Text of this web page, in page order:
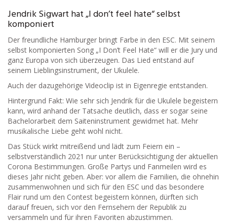
Jendrik Sigwart hat „I don’t feel hate“ selbst
komponiert
Der freundliche Hamburger bringt Farbe in den ESC. Mit seinem
selbst komponierten Song „I Don’t Feel Hate“ will er die Jury und
ganz Europa von sich überzeugen. Das Lied entstand auf
seinem Lieblingsinstrument, der Ukulele.
Auch der dazugehörige Videoclip ist in Eigenregie entstanden.
Hintergrund Fakt: Wie sehr sich Jendrik für die Ukulele begeistern
kann, wird anhand der Tatsache deutlich, dass er sogar seine
Bachelorarbeit dem Saiteninstrument gewidmet hat. Mehr
musikalische Liebe geht wohl nicht.
Das Stück wirkt mitreißend und lädt zum Feiern ein –
selbstverständlich 2021 nur unter Berücksichtigung der aktuellen
Corona Bestimmungen. Große Partys und Fanmeilen wird es
dieses Jahr nicht geben. Aber: vor allem die Familien, die ohnehin
zusammenwohnen und sich für den ESC und das besondere
Flair rund um den Contest begeistern können, dürften sich
darauf freuen, sich vor den Fernsehern der Republik zu
versammeln und für ihren Favoriten abzustimmen.